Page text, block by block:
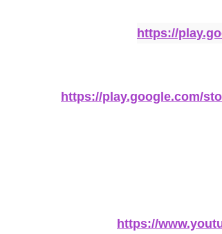
https://
https://play.google.com/
https://